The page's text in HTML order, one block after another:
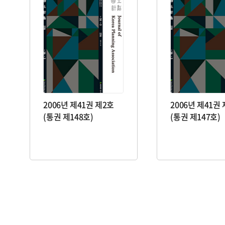
2006년 제41권 제2호
(통권 제148호)
2006년 제41권
(통권 제147호)